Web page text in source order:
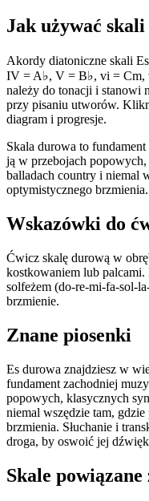
Jak używać
Akordy diatoniczne skali
IV = A♭, V = B♭, vi = Cm,
należy do tonacji i stanowi
przy pisaniu utworów.
diagram i progresje.
Skala durowa to
ją w przebojach
balladach country i niemal
optymistycznego brzmienia.
Wskazówki do
Ćwicz skalę durową w
kostkowaniem lub palcami.
solfeżem (do-re-mi-fa-sol-
brzmienie.
Znane piosenki
Es durowa znajdziesz w
fundament zachodniej
popowych, klasycznych
niemal wszędzie tam,
brzmienia. Słuchanie i
droga, by oswoić jej
Skale